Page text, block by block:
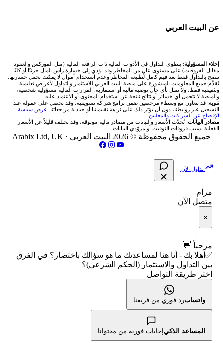
انتراكتيف بروكرز IBKR
شركات تداول في فلسطين
شركات تداول في مصر
🇶🇦 بورصة قطر
🇧🇭 بورصة البحرين
🇴🇲 بورصة مسقط
🇵🇸 بورصة فلسطين
📋 جميع الأسهم
🕌 الأسهم الحلال
📊 حاسبة قيمة النقطة
📌 حاسبة النقاط المحورية
📏 حاسبة حجم المركز
🔄 حاسبة تكلفة السواب
📈 حاسبة عائد التداول
📊 حاسبة الربح التراكمي
🧮 حاسبة متوسط سعر السهم
🇺🇸 متى يفتح السوق الأمريكي؟
🛠️ كل الأدوات
🌐 المؤشرات العالمية
🥇 أسعار الذهب والمعادن
💱 أسعار العملات والفوركس
💵 سعر الريال السعودي في مصر
📅 المؤشرات الاقتصادية
عن البيت العربي
من نحن
تواصل معنا
فريق المؤلفين
مقالات تعليمية
سياسة تقييم الشركات
الإبلاغ عن شركة نصابة
سياسة الخصوصية
إخلاء المسؤولية: ينطوي التداول في الأدوات المالية ذات الرافعة المالية (مثل الفوركس والعقود
مقابل الفروقات) على مستوى عالٍ من المخاطر وقد يؤدي إلى خسارة رأس المال جزئيًا أو كليًا.
ننصح بالتداول فقط بعد فهم كامل لطبيعة المخاطر وعدم استخدام أموال لا يمكنك تحمل خسارتها.
تُقدَّم جميع المعلومات المنشورة على منصة البيت العربي للاستثمار والتداول لأغراض تعليمية
وتثقيفية فقط، ولا تمثل بأي حال توصية مالية أو استثمارية. القرارات المالية مسؤولية شخصية،
والمنصة لا تتحمل أي خسائر أو نتائج ناتجة عن استخدام المحتوى أو الاعتماد عليه.
تنويه: قد نتعاون مع وسطاء مرخصين ضمن برامج شراكة تسويقية، وقد نحصل على عمولة عند
التسجيل عبر روابطنا، دون أن يؤثر ذلك على نزاهة تقييماتنا أو حيادية مراجعاتنا. عرض سياسة
الإفصاح عن الشراكات والمعلنين
مصادر البيانات: تُحدَّث الأسعار والبيانات من مصادر مالية موثوقة، وقد تختلف قليلاً عن الأسعار
الفعلية بسبب فروقات التوقيت أو مزوّدي البيانات.
جميع الحقوق محفوظة © 2026 البيت العربي · Arabix Ltd, UK
تداول الآن
مرام
متصل الآن
✕
مرحباً 👋
✅أهلا بك - أنا هنا لمساعدتك ما هو سؤالك باختصار؟ في الفرق
بين التداول والاستثمار (الحكم الشرعي)؟
اختر طريقة التواصل
واتسابرد فوري من فريقنا
المساعد الذكي إجابات فورية من محتوانا